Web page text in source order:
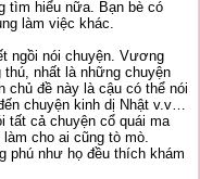
tìm hiểu nữa. Bạn bè có
làm việc khác.
ngồi nói chuyện. Vương
nhất là những chuyện
chủ đề này là cậu có thể nói
chuyện kinh dị Nhật v.v…
tất cả chuyện cổ quái ma
cho ai cũng tò mò.
phú như họ đều thích khám